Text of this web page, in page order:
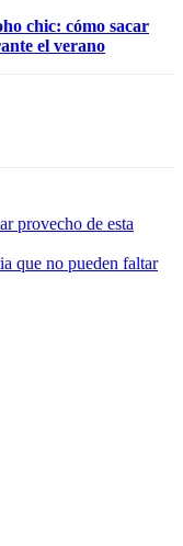
chic: cómo sacar
el verano
provecho de esta
que no pueden faltar